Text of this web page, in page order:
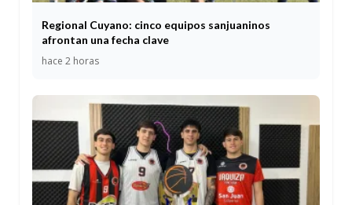
Regional Cuyano: cinco equipos sanjuaninos
afrontan una fecha clave
hace 2 horas